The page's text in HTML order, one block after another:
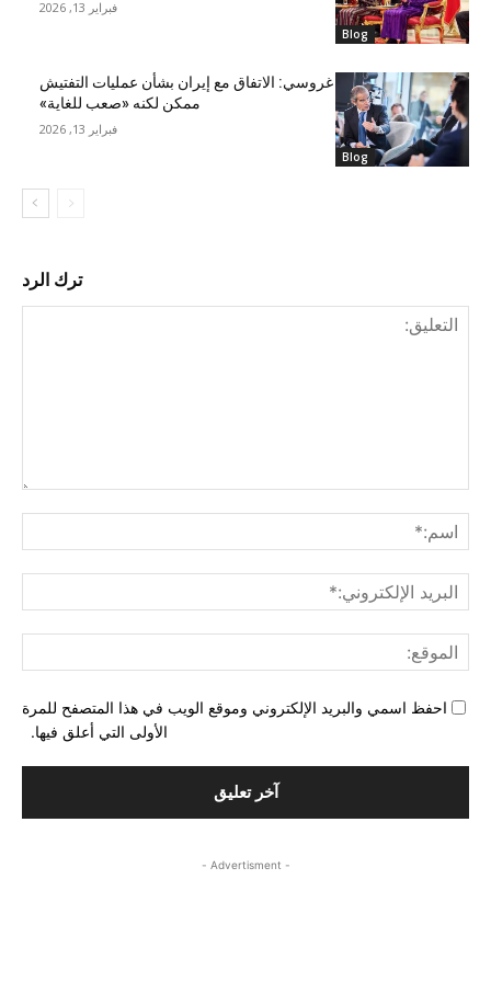
Blog
فبراير 13, 2026
Blog
غروسي: الاتفاق مع إيران بشأن عمليات التفتيش
ممكن لكنه «صعب للغاية»
فبراير 13, 2026
ترك الرد
احفظ اسمي والبريد الإلكتروني وموقع الويب في هذا المتصفح للمرة
الأولى التي أعلق فيها.
- Advertisment -